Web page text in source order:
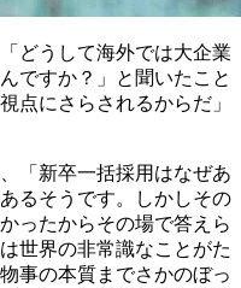
どうして海外では大企業
ですか？」と聞いたこと
点にさらされるからだ」
「新卒一括採用はなぜあ
るそうです。しかしその
ったからその場で答えら
世界の非常識なことがた
事の本質までさかのぼっ